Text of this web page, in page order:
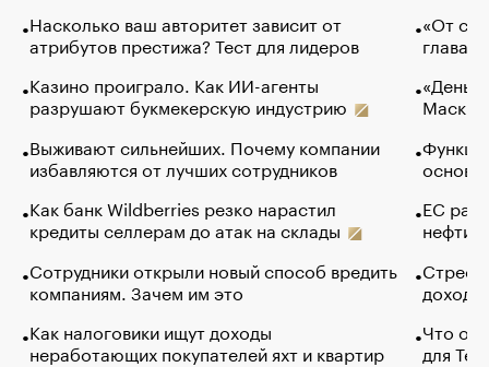
Насколько ваш авторитет зависит от
атрибутов престижа? Тест для лидеров
Казино проиграло. Как ИИ-агенты
разрушают букмекерскую индустрию
Выживают сильнейших. Почему компании
избавляются от лучших сотрудников
Как банк Wildberries резко нарастил
кредиты селлерам до атак на склады
Сотрудники открыли новый способ вредить
компаниям. Зачем им это
Как налоговики ищут доходы
неработающих покупателей яхт и квартир
«От
глава
Маск в
основ
ЕС
нефти
Что
для